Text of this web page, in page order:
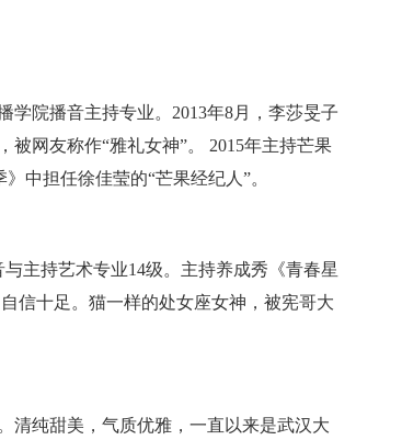
学院播音主持专业。2013年8月，李莎旻子
网友称作“雅礼女神”。 2015年主持芒果
中担任徐佳莹的“芒果经纪人”。
主持艺术专业14级。主持养成秀《青春星
信十足。猫一样的处女座女神，被宪哥大
清纯甜美，气质优雅，一直以来是武汉大